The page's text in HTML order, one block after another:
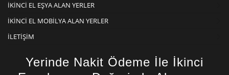
İKINCI EL EŞYA ALAN YERLER
İKINCI EL MOBILYA ALAN YERLER
İLETIŞIM
Yerinde Nakit Ödeme İle İkinci